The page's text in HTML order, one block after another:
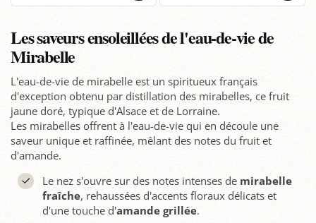
Les saveurs ensoleillées de l'eau-de-vie de
Mirabelle
L'eau-de-vie de mirabelle est un spiritueux français
d'exception obtenu par distillation des mirabelles, ce fruit
jaune doré, typique d'Alsace et de Lorraine.
Les mirabelles offrent à l'eau-de-vie qui en découle une
saveur unique et raffinée, mêlant des notes du fruit et
d'amande.
Le nez s'ouvre sur des notes intenses de mirabelle
fraîche, rehaussées d'accents floraux délicats et
d'une touche d'amande grillée.